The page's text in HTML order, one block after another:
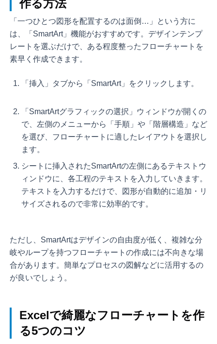
作る方法
「一つひとつ図形を配置するのは面倒…」という方に
は、「SmartArt」機能がおすすめです。デザインテンプ
レートを選ぶだけで、ある程度整ったフローチャートを
素早く作成できます。
「挿入」タブから「SmartArt」をクリックします。
「SmartArtグラフィックの選択」ウィンドウが開くの
で、左側のメニューから「手順」や「階層構造」など
を選び、フローチャートに適したレイアウトを選択し
ます。
シートに挿入されたSmartArtの左側にあるテキストウ
ィンドウに、各工程のテキストを入力していきます。
テキストを入力するだけで、図形が自動的に追加・リ
サイズされるので非常に効率的です。
ただし、SmartArtはデザインの自由度が低く、複雑な分
岐やループを持つフローチャートの作成には不向きな場
合があります。簡単なプロセスの図解などに活用するの
が良いでしょう。
Excelで綺麗なフローチャートを作
る5つのコツ